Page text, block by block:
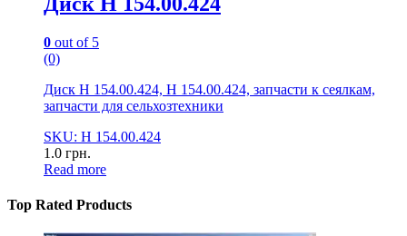
0 out of 5
(0)
Диск Н 154.00.424, Н 154.00.424, запчасти к сеялкам,
запчасти для сельхозтехники
SKU: Н 154.00.424
1.0 грн.
Read more
Top Rated Products